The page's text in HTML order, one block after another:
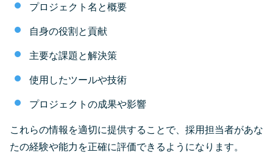
プロジェクト名と概要
自身の役割と貢献
主要な課題と解決策
使用したツールや技術
プロジェクトの成果や影響
これらの情報を適切に提供することで、採用担当者があな
たの経験や能力を正確に評価できるようになります。